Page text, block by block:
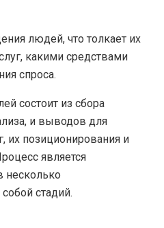
людей, что толкает их
какими средствами
спроса.
состоит из сбора
и выводов для
их позиционирования и
является
несколько
стадий.